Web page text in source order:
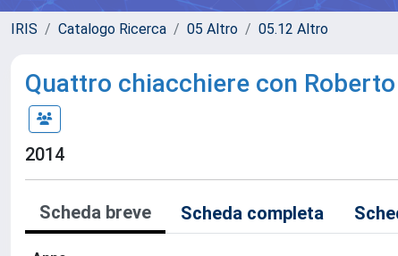
IRIS Catalogo Ricerca 05 Altro 05.12 Altro
Quattro chiacchiere con
2014
Scheda breve Scheda completa